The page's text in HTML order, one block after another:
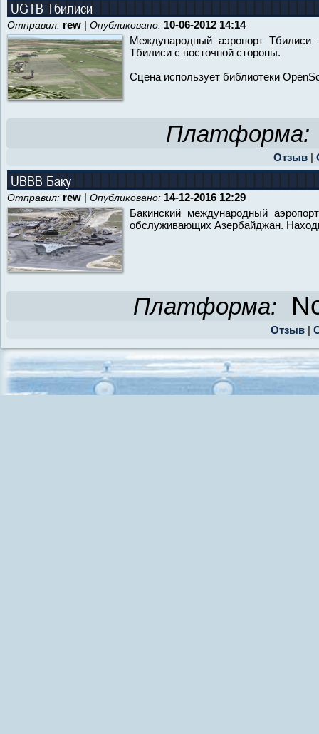
UGTB Тбилиси
Отправил: rew | Опубликовано: 10-06-2012 14:14
Международный аэропорт
Тбилиси с восточной стороны.
Сцена использует библиотеки
Платформа:
Отзыв|
UBBB Баку
Отправил: rew | Опубликовано: 14-12-2016 12:29
Бакинский международный
обслуживающих Азербайджан.
Платформа:
Отзыв |